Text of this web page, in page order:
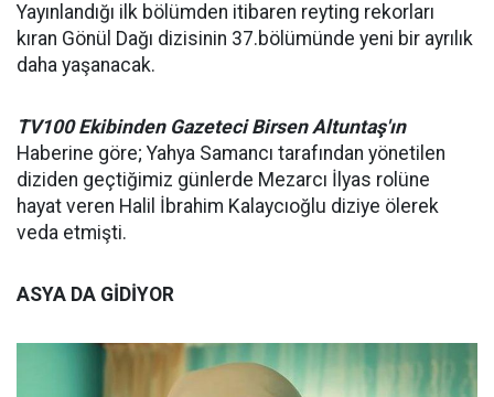
Yayınlandığı ilk bölümden itibaren reyting rekorları
kıran Gönül Dağı dizisinin 37.bölümünde yeni bir ayrılık
daha yaşanacak.
TV100 Ekibinden Gazeteci Birsen Altuntaş'ın
Haberine göre; Yahya Samancı tarafından yönetilen
diziden geçtiğimiz günlerde Mezarcı İlyas rolüne
hayat veren Halil İbrahim Kalaycıoğlu diziye ölerek
veda etmişti.
ASYA DA GİDİYOR